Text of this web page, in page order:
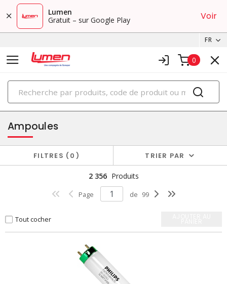
Lumen
Gratuit – sur Google Play
Voir
FR
0
PRODUITS
éclairage
Ampoules
FILTRES 0 TRIER PAR
2 356 Produits
Page de 99
Tout cocher